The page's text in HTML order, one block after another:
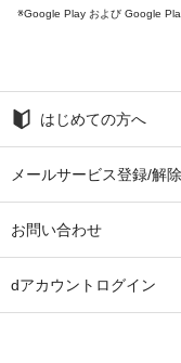
Google Play および Google
はじめての方へ
メールサービス登録/解除
お問い合わせ
dアカウントログイン